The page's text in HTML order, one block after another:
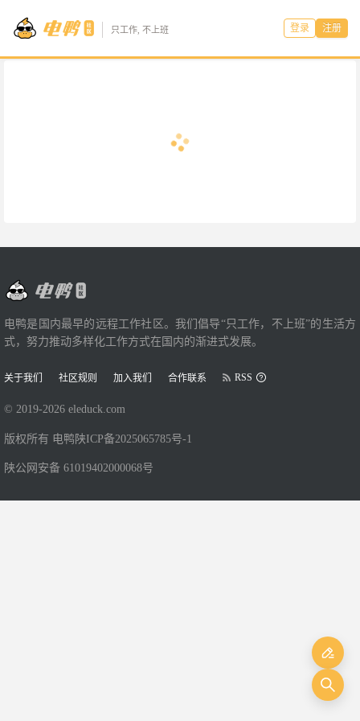
只工作, 不上班 登录 注册
电鸭是国内最早的远程工作社区。我们倡导“只工作，不上班”的生活方
式，努力推动多样化工作方式在国内的渐进式发展。
关于我们 社区规则 加入我们 合作联系 RSS
© 2019-2026 eleduck.com
版权所有 电鸭 陕ICP备2025065785号-1
陕公网安备 61019402000068号